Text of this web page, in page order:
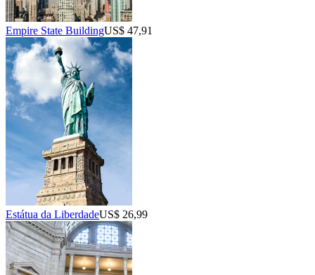
Empire State BuildingUS$ 47,91
Estátua da LiberdadeUS$ 26,99